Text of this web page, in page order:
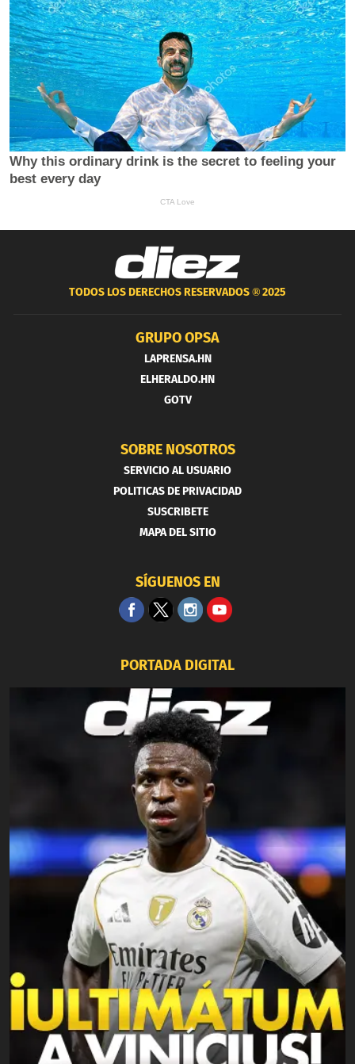
TODOS LOS DERECHOS RESERVADOS ®2025
GRUPO OPSA
LAPRENSA.HN
ELHERALDO.HN
GOTV
SOBRE NOSOTROS
SERVICIO AL USUARIO
POLITICAS DE PRIVACIDAD
SUSCRIBETE
MAPA DEL SITIO
SÍGUENOS EN
PORTADA DIGITAL